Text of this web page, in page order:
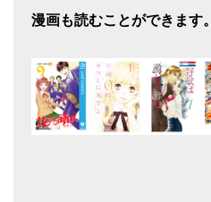
漫画も読むことができます。